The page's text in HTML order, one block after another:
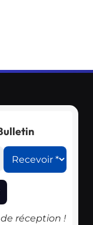
réception !